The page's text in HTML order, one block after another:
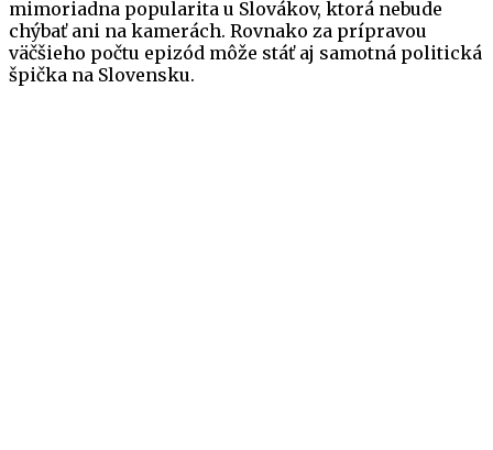
mimoriadna popularita u Slovákov, ktorá nebude
chýbať ani na kamerách. Rovnako za prípravou
väčšieho počtu epizód môže stáť aj samotná politická
špička na Slovensku.